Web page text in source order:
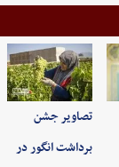
تصاویر جشن
برداشت انگور در